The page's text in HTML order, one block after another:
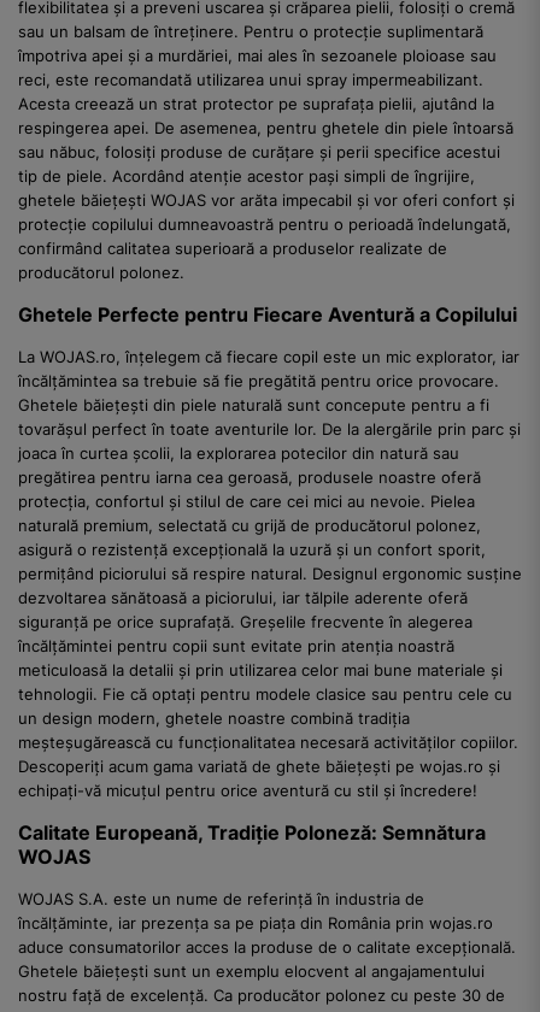
flexibilitatea și a preveni uscarea și crăparea pielii, folosiți o cremă
sau un balsam de întreținere. Pentru o protecție suplimentară
împotriva apei și a murdăriei, mai ales în sezoanele ploioase sau
reci, este recomandată utilizarea unui spray impermeabilizant.
Acesta creează un strat protector pe suprafața pielii, ajutând la
respingerea apei. De asemenea, pentru ghetele din piele întoarsă
sau năbuc, folosiți produse de curățare și perii specifice acestui
tip de piele. Acordând atenție acestor pași simpli de îngrijire,
ghetele băiețești WOJAS vor arăta impecabil și vor oferi confort și
protecție copilului dumneavoastră pentru o perioadă îndelungată,
confirmând calitatea superioară a produselor realizate de
producătorul polonez.
Ghetele Perfecte pentru Fiecare Aventură a Copilului
La WOJAS.ro, înțelegem că fiecare copil este un mic explorator, iar
încălțămintea sa trebuie să fie pregătită pentru orice provocare.
Ghetele băiețești din piele naturală sunt concepute pentru a fi
tovarășul perfect în toate aventurile lor. De la alergările prin parc și
joaca în curtea școlii, la explorarea potecilor din natură sau
pregătirea pentru iarna cea geroasă, produsele noastre oferă
protecția, confortul și stilul de care cei mici au nevoie. Pielea
naturală premium, selectată cu grijă de producătorul polonez,
asigură o rezistență excepțională la uzură și un confort sporit,
permițând piciorului să respire natural. Designul ergonomic susține
dezvoltarea sănătoasă a piciorului, iar tălpile aderente oferă
siguranță pe orice suprafață. Greșelile frecvente în alegerea
încălțămintei pentru copii sunt evitate prin atenția noastră
meticuloasă la detalii și prin utilizarea celor mai bune materiale și
tehnologii. Fie că optați pentru modele clasice sau pentru cele cu
un design modern, ghetele noastre combină tradiția
meșteșugărească cu funcționalitatea necesară activităților copiilor.
Descoperiți acum gama variată de ghete băiețești pe wojas.ro și
echipați-vă micuțul pentru orice aventură cu stil și încredere!
Calitate Europeană, Tradiție Poloneză: Semnătura
WOJAS
WOJAS S.A. este un nume de referință în industria de
încălțăminte, iar prezența sa pe piața din România prin wojas.ro
aduce consumatorilor acces la produse de o calitate excepțională.
Ghetele băiețești sunt un exemplu elocvent al angajamentului
nostru față de excelență. Ca producător polonez cu peste 30 de